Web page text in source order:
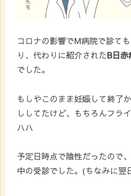
コロナの影響でM病院で診て
り、代わりに紹介されたB日赤
でした。
もしやこのまま妊娠して終了
ししてたけど、もちろんフラ
ハハ
予定日時点で陰性だったので
中の受診でした。(ちなみに翌